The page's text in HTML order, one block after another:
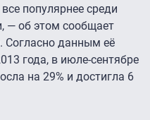
популярнее среди
— об этом сообщает
Согласно данным её
года, в июле-сентябре
на 29% и достигла 6